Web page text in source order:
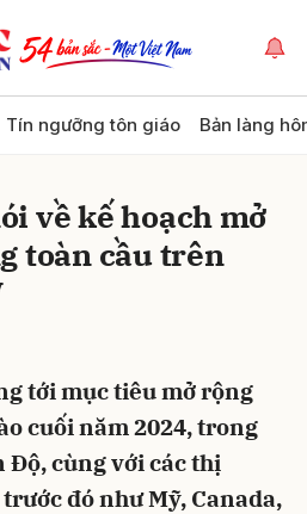
Tín ngưỡng tôn giáo Bản làng
về kế hoạch mở
toàn cầu trên
tới mục tiêu mở rộng
cuối năm 2024, trong
Độ, cùng với các thị
đó như Mỹ, Canada,